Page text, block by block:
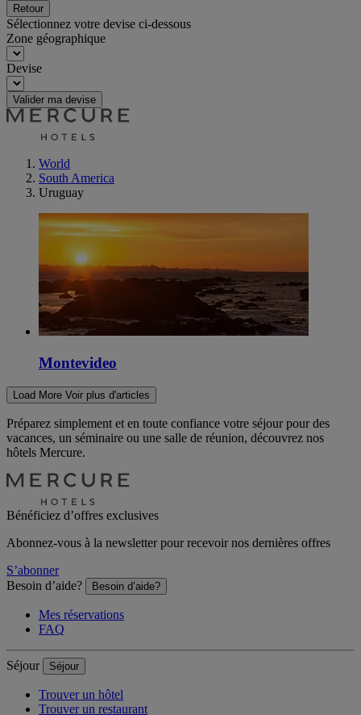
Retour
Sélectionnez votre devise ci-dessous
Zone géographique
Devise
Valider ma devise
World
South America
Uruguay
Montevideo
Load More Voir plus d'articles
Préparez simplement et en toute confiance votre séjour pour des
vacances, un séminaire ou une salle de réunion, découvrez nos
hôtels Mercure.
Bénéficiez d’offres exclusives
Abonnez-vous à la newsletter pour recevoir nos dernières offres
S’abonner
Besoin d’aide?
Besoin d’aide?
Mes réservations
FAQ
Séjour Séjour
Trouver un hôtel
Trouver un restaurant